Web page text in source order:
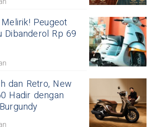
Peugeot
Dibanderol Rp 69
dan Retro, New
Hadir dengan